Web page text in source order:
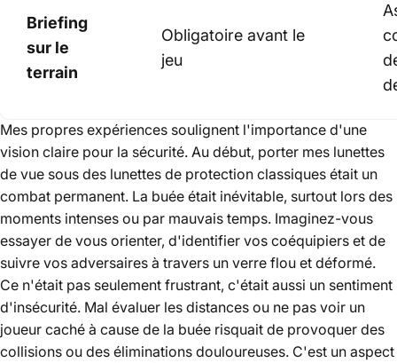
Briefing
sur le
terrain
Obligatoire avant le
jeu
Mes propres expériences soulignent l'importance d'une
vision claire pour la sécurité. Au début, porter mes lunettes
de vue sous des lunettes de protection classiques était un
combat permanent. La buée était inévitable, surtout lors des
moments intenses ou par mauvais temps. Imaginez-vous
essayer de vous orienter, d'identifier vos coéquipiers et de
suivre vos adversaires à travers un verre flou et déformé.
Ce n'était pas seulement frustrant, c'était aussi un sentiment
d'insécurité. Mal évaluer les distances ou ne pas voir un
joueur caché à cause de la buée risquait de provoquer des
collisions ou des éliminations douloureuses. C'est un aspect